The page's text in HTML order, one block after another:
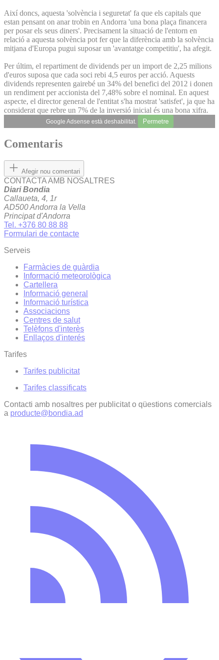
Així doncs, aquesta 'solvència i seguretat' fa que els capitals que
estan pensant on anar trobin en Andorra 'una bona plaça financera
per posar els seus diners'. Precisament la situació de l'entorn en
relació a aquesta solvència pot fer que la diferència amb la solvència
mitjana d'Europa pugui suposar un 'avantatge competitiu', ha afegit.
Per últim, el repartiment de dividends per un import de 2,25 milions
d'euros suposa que cada soci rebi 4,5 euros per acció. Aquests
dividends representen gairebé un 34% del benefici del 2012 i donen
un rendiment per accionista del 7,48% sobre el nominal. En aquest
aspecte, el director general de l'entitat s'ha mostrat 'satisfet', ja que ha
considerat que rebre un 7% de la inversió inicial és una bona xifra.
Google Adsense està deshabilitat. Permetre
Comentaris
Afegir nou comentari
CONTACTA AMB NOSALTRES
Diari Bondia
Callaueta, 4, 1r
AD500 Andorra la Vella
Principat d'Andorra
Tel. +376 80 88 88
Formulari de contacte
Serveis
Farmàcies de guàrdia
Informació meteorològica
Cartellera
Informació general
Informació turística
Associacions
Centres de salut
Telèfons d'interès
Enllaços d'interés
Tarifes
Tarifes publicitat
Tarifes classificats
Contacti amb nosaltres per publicitat o qüestions comercials
a producte@bondia.ad